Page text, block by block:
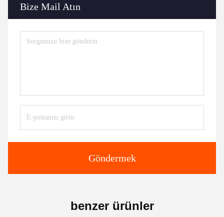
Bize Mail Atın
Göndermek
benzer ürünler